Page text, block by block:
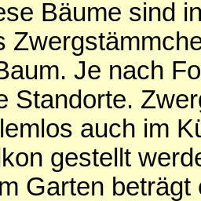
Bäume sind
Je nach
Standorte.
auch im
gestellt
Garten